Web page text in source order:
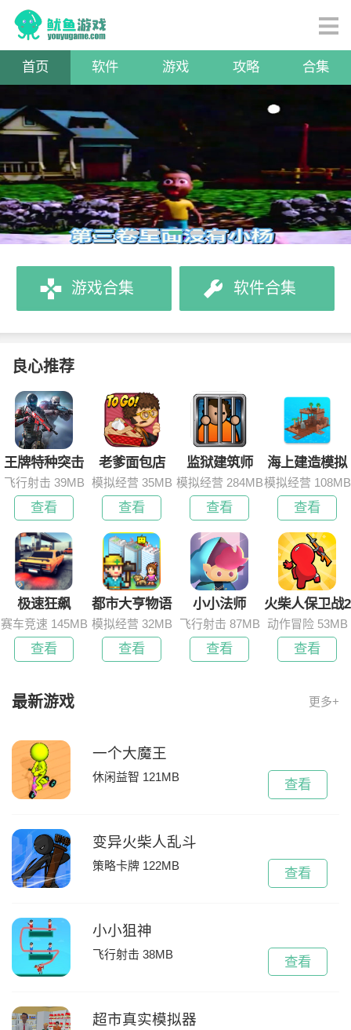
首页 软件 游戏 攻略 合集
游戏合集 软件合集
良心推荐
王牌特种突击
队
飞行射击 39MB
查看
老爹面包店
模拟经营 35MB
查看
监狱建筑师
模拟经营 284MB
查看
海上建造模拟
模拟经营 108MB
查看
极速狂飙
赛车竞速 145MB
查看
都市大亨物语
模拟经营 32MB
查看
小小法师
飞行射击 87MB
查看
火柴人保卫战2
动作冒险 53MB
查看
最新游戏 更多+
一个大魔王
休闲益智 121MB 查看
变异火柴人乱斗
策略卡牌 122MB 查看
小小狙神
飞行射击 38MB 查看
超市真实模拟器